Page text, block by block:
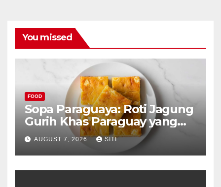
You missed
FOOD
Sopa Paraguaya: Roti Jagung
Gurih Khas Paraguay yang
Unik
AUGUST 7, 2026 SITI